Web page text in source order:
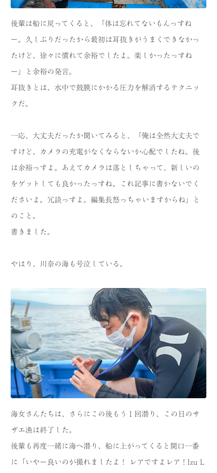
後輩は船に戻ってくると、「体は忘れてないもんっすね
ー。久しぶりだったから最初は耳抜きがうまくできなかっ
たけど、徐々に慣れて余裕でしたよ。楽しかったっすね
ー」と余裕の発言。
耳抜きとは、水中で鼓膜にかかる圧力を解消するテクニッ
クだ。
一応、大丈夫だったか聞いてみると、「俺は全然大丈夫で
すけど、カメラの充電がなくならないか心配でしたね。後
は余裕っすよ。あえてカメラは落としちゃって、新しいの
をゲットしても良かったっすね。これ記事に書かないでく
ださいよ。冗談っすよ。編集長怒っちゃいますからね」と
のこと。
書きました。
やはり、川奈の海も号泣している。
海女さんたちは、さらにこの後もう１回潜り、この日のサ
ザエ漁は終了した。
後輩も再度一緒に海へ潜り、船に上がってくると開口一番
に「いやー良いのが撮れましたよ！ レアですよレア！Izu L